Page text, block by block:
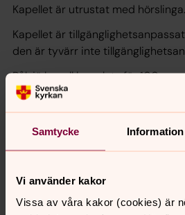
Samtycke Information
Vi använder kakor
Vissa av våra kakor (cookies) är
Kapellet är utrustat med hörslinga.
Kapellet är
den är tyvärr inte
Pålsjö kapell har plats för 100
inkluderar även präster,
samt övrig personal som arbetar
Adress
Pålsjö Kapell hittar du på Christer